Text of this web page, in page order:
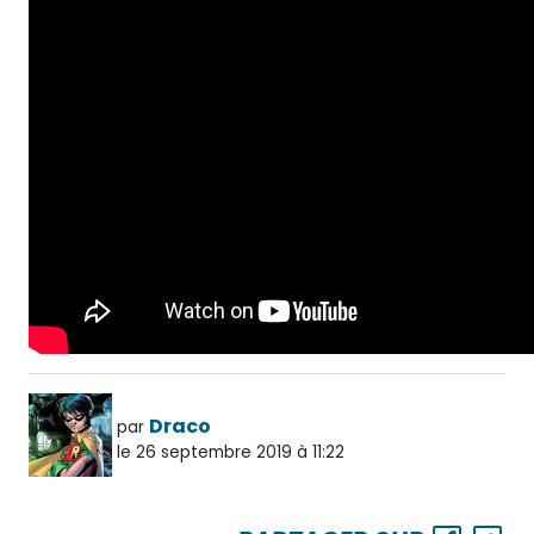
par Draco
le 26 septembre 2019 à 11:22